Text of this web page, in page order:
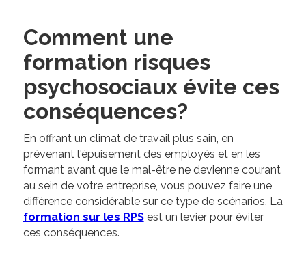
Comment une
formation risques
psychosociaux évite ces
conséquences?
En offrant un climat de travail plus sain, en
prévenant l'épuisement des employés et en les
formant avant que le mal-être ne devienne courant
au sein de votre entreprise, vous pouvez faire une
différence considérable sur ce type de scénarios. La
formation sur les RPSest un levier pour éviter
ces conséquences.